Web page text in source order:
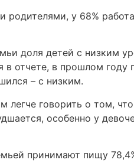
у 68%
доля детей с низким
в отчете, в прошлом
– с низким.
легче говорить о том,
особенно у
принимают пищу